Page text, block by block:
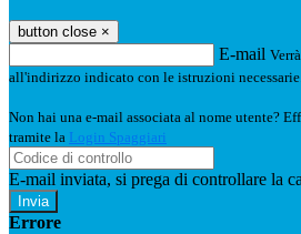
button close ×
E-mail
all'indirizzo indicato con le istruzioni
Non hai una e-mail associata al nome utente?
tramite la Login Spaggiari
E-mail inviata, si prega di controllare la
Errore